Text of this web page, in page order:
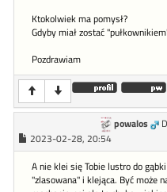
Ktokolwiek ma pomysł?
Gdyby miał zostać
Pozdrawiam
powalos
2023-02-28, 20:54
A nie klei się Tobie lustro do
"zlasowana" i klejąca. Być może